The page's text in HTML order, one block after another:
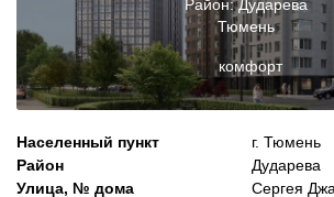
Район:Дударева
Тюмень
комфорт
Населенный пункт
Район
Улица, № дома
г. Тюмень
Дударева
Сергея